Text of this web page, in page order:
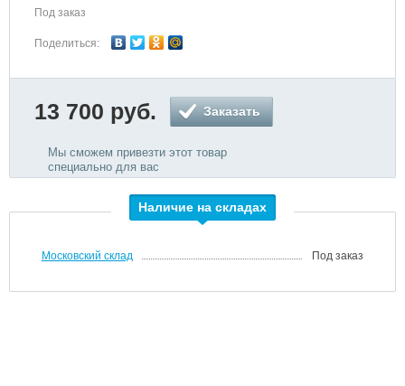
Под заказ
Поделиться:
13 700 руб. Заказать
Мы сможем привезти этот товар
специально для вас
Наличие на складах
Московский склад Под заказ